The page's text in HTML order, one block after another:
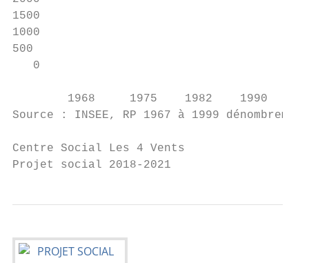
1500
1000
500
0
1968     1975    1982    1990
Source : INSEE, RP 1967 à 1999
Centre Social Les 4 Vents
Projet social 2018-2021